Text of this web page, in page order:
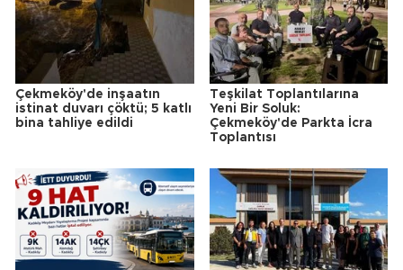
Çekmeköy'de inşaatın
istinat duvarı çöktü; 5 katlı
bina tahliye edildi
Teşkilat Toplantılarına
Yeni Bir Soluk:
Çekmeköy'de Parkta İcra
Toplantısı